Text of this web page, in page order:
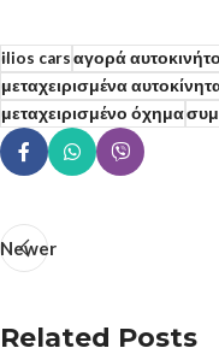
ilios carsαγορά
μεταχειρισμένα
μεταχειρισμένο όχημα
Newer
Related Posts